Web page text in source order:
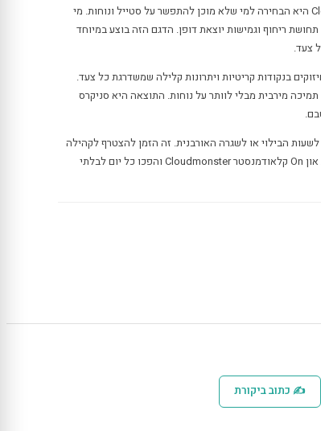
האיקונות של און On קלאודמנסטר Cloudmonster היא הבחירה למי שלא מוכן להתפשר על סטייל ונוחות. מי
ריחוף וגמישות יוצאת דופן. הדגם הזה בוצע במיוחד
צעד.
בנקודות קריטיות ויתרונות קלילה שמשדרגת כל צעד.
מירבית מבלי לוותר על נוחות. התוצאה היא סניקרס
הבילוי או לשגרה האורבנית. זה הזמן להצטרף לקהילה
שאוהבת אופנה אבל לא על חשבון נוחות. נסו את און On קלאודמנסטר Cloudmonster והפכו כל יום לבלתי
✍ כתוב ביקורת